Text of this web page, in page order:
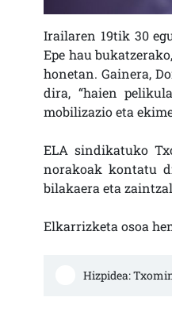
Irailaren 19tik 30
Epe hau
honetan. Gainera,
dira, “haien
mobilizazio eta
ELA sindikatuko
norakoak kontatu
bilakaera eta
Elkarrizketa osoa
Hizpidea: